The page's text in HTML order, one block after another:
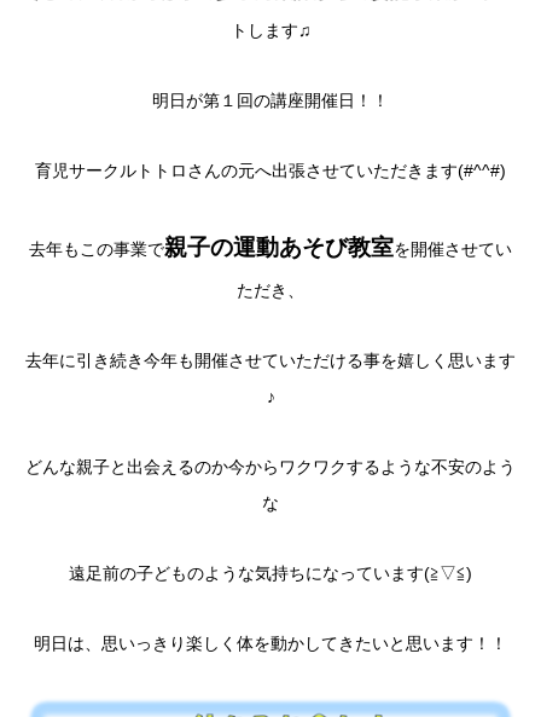
トします♫
明日が第１回の講座開催日！！
育児サークルトトロさんの元へ出張させていただきます(#^^#)
去年もこの事業で親子の運動あそび教室を開催させてい
ただき、
去年に引き続き今年も開催させていただける事を嬉しく思います
♪
どんな親子と出会えるのか今からワクワクするような不安のよう
な
遠足前の子どものような気持ちになっています(≧▽≦)
明日は、思いっきり楽しく体を動かしてきたいと思います！！